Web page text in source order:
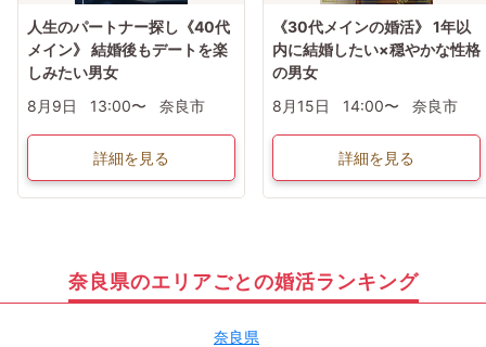
人生のパートナー探し《40代
メイン》 結婚後もデートを楽
しみたい男女
8月9日
13:00〜 奈良市
詳細を見る
《30代メインの婚活》 1年以
内に結婚したい×穏やかな性格
の男女
8月15日
14:00〜 奈良市
詳細を見る
奈良県のエリアごとの婚活ランキング
奈良県